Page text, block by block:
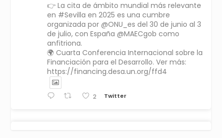
👉 La cita de ámbito mundial más relevante
en #Sevilla en 2025 es una cumbre
organizada por @ONU_es del 30 de junio al 3
de julio, con España @MAECgob como
anfitriona.
🌍 Cuarta Conferencia Internacional sobre la
Financiación para el Desarrollo. Ver más:
https://financing.desa.un.org/ffd4
2 Twitter